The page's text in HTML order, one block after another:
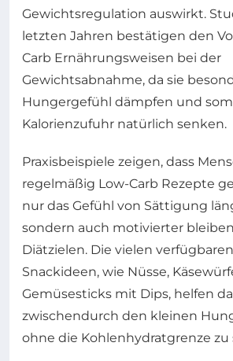
Gewichtsregulation auswirkt.
letzten Jahren bestätigen den
Carb Ernährungsweisen bei der
Gewichtsabnahme, da sie
Hungergefühl dämpfen und
Kalorienzufuhr natürlich senken.
Praxisbeispiele zeigen, dass
regelmäßig Low-Carb Rezepte
nur das Gefühl von Sättigung
sondern auch motivierter
Diätzielen. Die vielen
Snackideen, wie Nüsse,
Gemüsesticks mit Dips, helfen
zwischendurch den kleinen
ohne die Kohlenhydratgrenze zu